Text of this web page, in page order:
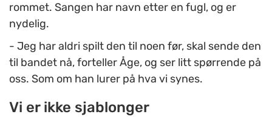
rommet. Sangen har navn etter en fugl, og er
nydelig.
- Jeg har aldri spilt den til noen før, skal sende den
til bandet nå, forteller Åge, og ser litt spørrende på
oss. Som om han lurer på hva vi synes.
Vi er ikke sjablonger